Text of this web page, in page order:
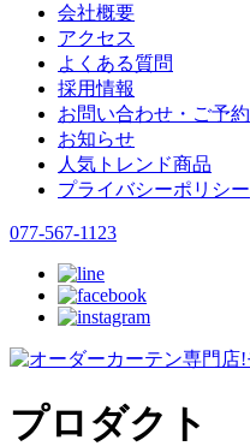
会社概要
アクセス
よくある質問
採用情報
お問い合わせ・ご予約
お知らせ
人気トレンド商品
プライバシーポリシー
077-567-1123
プロダクト